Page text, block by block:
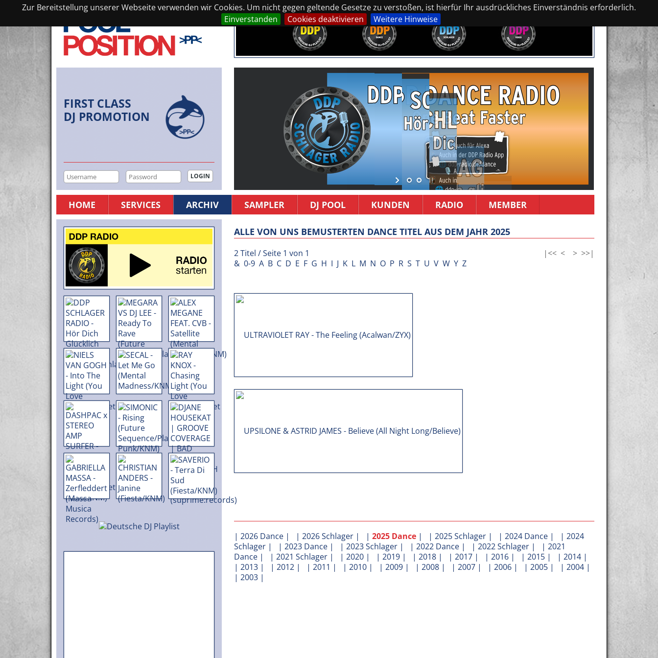
Zur Bereitstellung unserer Webseite verwenden wir Cookies. Um nicht gegen geltende Gesetze zu verstoßen, ist hierfür Ihr ausdrückliches Einverständnis erforderlich.
Einverstanden
Cookies deaktivieren Weitere Hinweise
FIRST CLASS
DJ PROMOTION
HOME SERVICES ARCHIV SAMPLER DJ POOL KUNDEN RADIO MEMBER
ALLE VON UNS BEMUSTERTEN DANCE TITEL AUS DEM JAHR 2025
2 Titel / Seite 1 von 1 |<< < > >>|
& 0-9 A B C D E F G H I J K L M N O P R S T U V W Y Z
| 2026 Dance | | 2026 Schlager | | 2025 Dance | | 2025 Schlager | | 2024 Dance | | 2024
Schlager | | 2023 Dance | | 2023 Schlager | | 2022 Dance | | 2022 Schlager | | 2021
Dance | | 2021 Schlager | | 2020 | | 2019 | | 2018 | | 2017 | | 2016 | | 2015 | | 2014 |
| 2013 | | 2012 | | 2011 | | 2010 | | 2009 | | 2008 | | 2007 | | 2006 | | 2005 | | 2004 |
| 2003 |